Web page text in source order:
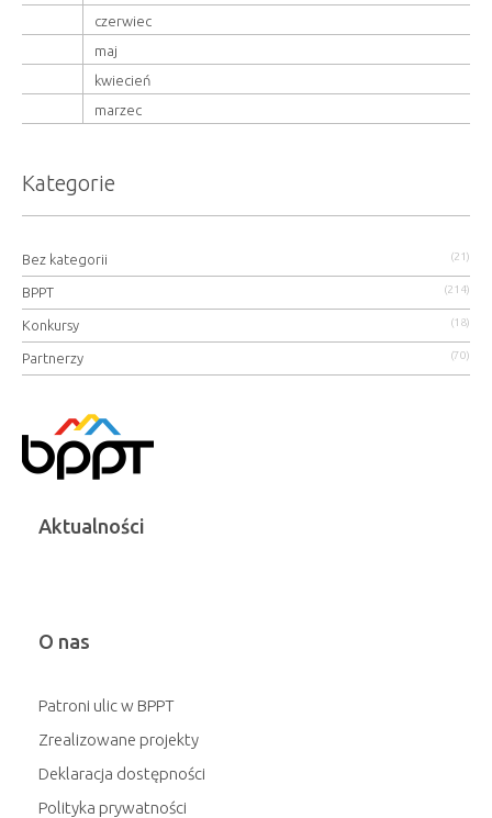
czerwiec
maj
kwiecień
marzec
Kategorie
Bez kategorii (21)
BPPT (214)
Konkursy (18)
Partnerzy (70)
Aktualności
O nas
Patroni ulic w BPPT
Zrealizowane projekty
Deklaracja dostępności
Polityka prywatności